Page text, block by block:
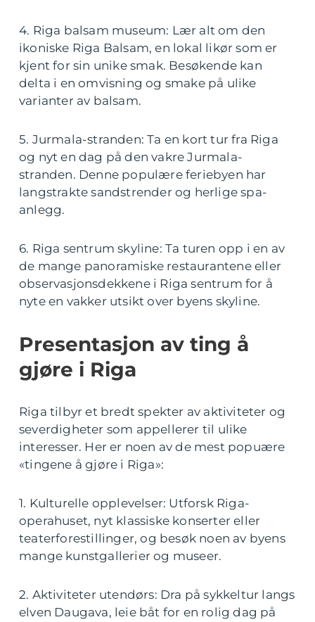
4. Riga balsam museum: Lær alt om den
ikoniske Riga Balsam, en lokal likør som er
kjent for sin unike smak. Besøkende kan
delta i en omvisning og smake på ulike
varianter av balsam.
5. Jurmala-stranden: Ta en kort tur fra Riga
og nyt en dag på den vakre Jurmala-
stranden. Denne populære feriebyen har
langstrakte sandstrender og herlige spa-
anlegg.
6. Riga sentrum skyline: Ta turen opp i en av
de mange panoramiske restaurantene eller
observasjonsdekkene i Riga sentrum for å
nyte en vakker utsikt over byens skyline.
Presentasjon av ting å
gjøre i Riga
Riga tilbyr et bredt spekter av aktiviteter og
severdigheter som appellerer til ulike
interesser. Her er noen av de mest popuære
«tingene å gjøre i Riga»:
1. Kulturelle opplevelser: Utforsk Riga-
operahuset, nyt klassiske konserter eller
teaterforestillinger, og besøk noen av byens
mange kunstgallerier og museer.
2. Aktiviteter utendørs: Dra på sykkeltur langs
elven Daugava, leie båt for en rolig dag på